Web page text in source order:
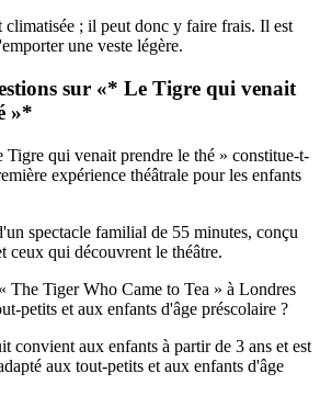
climatisée ; il peut donc y faire frais. Il est
une veste légère.
sur «* Le Tigre qui venait
»*
qui venait prendre le thé » constitue-t-
expérience théâtrale pour les enfants
spectacle familial de 55 minutes, conçu
ceux qui découvrent le théâtre.
The Tiger Who Came to Tea » à Londres
petits et aux enfants d'âge préscolaire ?
convient aux enfants à partir de 3 ans et est
aux tout-petits et aux enfants d'âge